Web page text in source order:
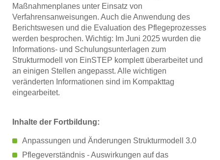
Maßnahmenplanes unter Einsatz von
Verfahrensanweisungen. Auch die Anwendung des
Berichtswesen und die Evaluation des Pflegeprozesses
werden besprochen. Wichtig: Im Juni 2025 wurden die
Informations- und Schulungsunterlagen zum
Strukturmodell von EinSTEP komplett überarbeitet und
an einigen Stellen angepasst. Alle wichtigen
veränderten Informationen sind im Kompakttag
eingearbeitet.
Inhalte der Fortbildung:
Anpassungen und Änderungen Strukturmodell 3.0
Pflegeverständnis - Auswirkungen auf das